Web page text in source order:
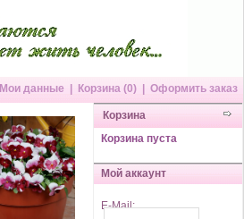
Мои данные Корзина (0)
Оформить заказ
Корзина
Корзина пуста
Мой аккаунт
E-Mail: